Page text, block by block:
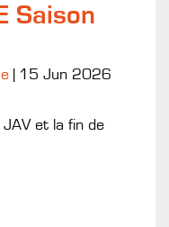
Saison
15 Jun 2026
et la fin de